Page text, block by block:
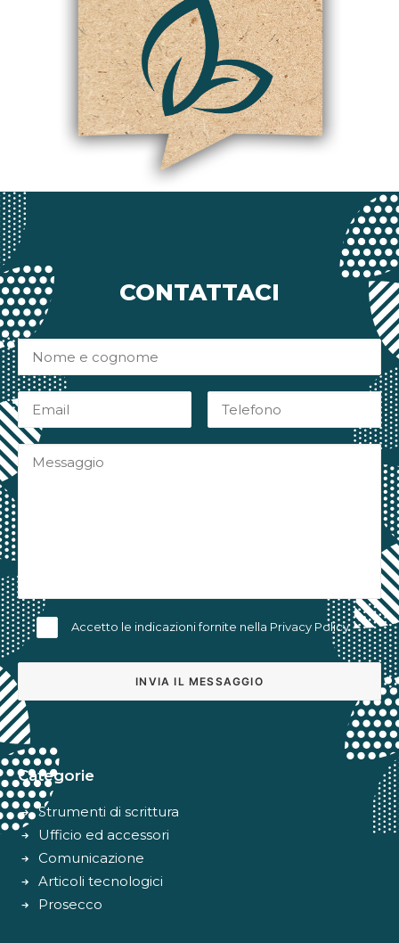
CONTATTACI
Accetto le indicazioni fornite nella Privacy Policy
Categorie
Strumenti di scrittura
Ufficio ed accessori
Comunicazione
Articoli tecnologici
Prosecco